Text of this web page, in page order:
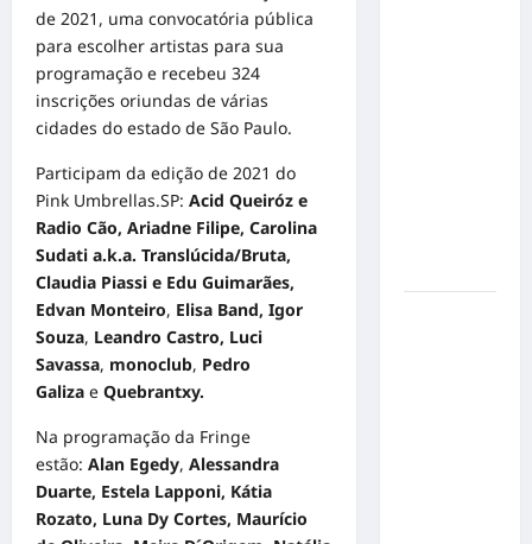
de 2021, uma convocatória pública
para escolher artistas para sua
programação e recebeu 324
inscrições oriundas de várias
cidades do estado de São Paulo.
Participam da edição de 2021 do
Pink Umbrellas.SP: Acid Queiróz e
Radio Cão, Ariadne Filipe, Carolina
Sudati a.k.a. Translúcida/Bruta,
Claudia Piassi e Edu Guimarães,
Edvan Monteiro, Elisa Band, Igor
Souza, Leandro Castro, Luci
Savassa, monoclub, Pedro
Galiza e Quebrantxy.
Na programação da Fringe
estão: Alan Egedy, Alessandra
Duarte, Estela Lapponi, Kátia
Rozato, Luna Dy Cortes, Maurício